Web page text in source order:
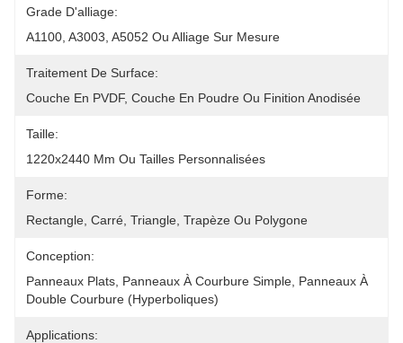
Grade D'alliage:
A1100, A3003, A5052 Ou Alliage Sur Mesure
Traitement De Surface:
Couche En PVDF, Couche En Poudre Ou Finition Anodisée
Taille:
1220x2440 Mm Ou Tailles Personnalisées
Forme:
Rectangle, Carré, Triangle, Trapèze Ou Polygone
Conception:
Panneaux Plats, Panneaux À Courbure Simple, Panneaux À
Double Courbure (hyperboliques)
Applications: